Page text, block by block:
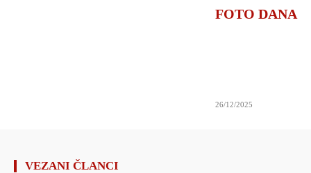
FOTO DANA
26/12/2025
VEZANI ČLANCI